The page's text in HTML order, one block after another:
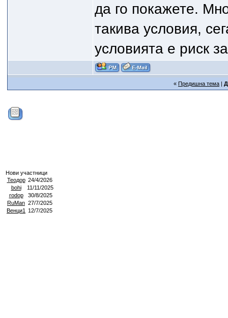
да го покажете.
такива условия,
условията е риск
« Предишна тема|
Нови участници
Теодор 24/4/2026
bohi
11/11/2025
rodop
30/8/2025
RuMan 27/7/2025
Венци1
12/7/2025